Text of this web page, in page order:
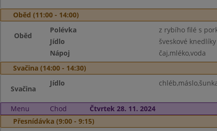
Oběd (11:00 - 14:00)
Oběd
Polévka
z rybího filé s
Jídlo
šveskové
Nápoj
čaj,mléko,voda
Svačina (14:00 - 14:30)
Svačina
Jídlo
Menu Chod
Čtvrtek 28. 11. 2024
Přesnídávka (9:00 - 9:15)